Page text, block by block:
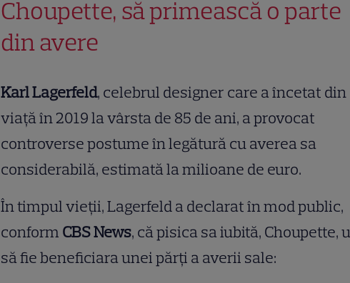
Choupette, să primească o parte
din avere
Karl Lagerfeld, celebrul designer care a încetat din
viață în 2019 la vârsta de 85 de ani, a provocat
controverse postume în legătură cu averea sa
considerabilă, estimată la milioane de euro.
În timpul vieții, Lagerfeld a declarat în mod public,
conform CBS News, că pisica sa iubită, Choupette,
să fie beneficiara unei părți a averii sale: